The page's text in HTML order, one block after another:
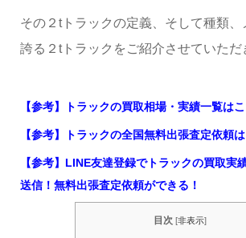
その２tトラックの定義、そして種類
誇る２tトラックをご紹介させていただ
【参考】トラックの買取相場・実績一覧は
【参考】トラックの全国無料出張査定依頼
【参考】LINE友達登録でトラックの買取実
送信！無料出張査定依頼ができる！
目次 [非表示]